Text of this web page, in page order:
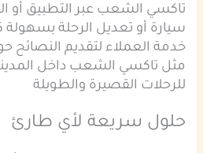
تاكسي الشعب عبر التطبيق أو
سيارة أو تعديل الرحلة بسهولة
خدمة العملاء لتقديم النصائح
مثل تاكسي الشعب داخل
للرحلات القصيرة والطويلة
حلول سريعة لأي طارئ